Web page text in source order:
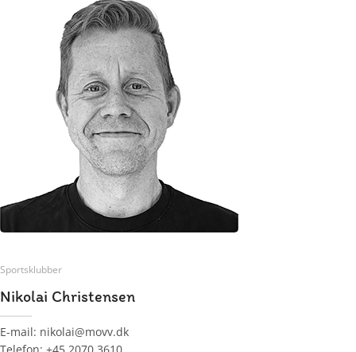
Sportsklubber
Nikolai Christensen
E-mail: nikolai@movv.dk